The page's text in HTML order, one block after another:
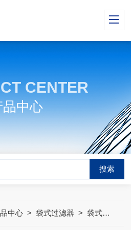
CENTER
品中心
中心 >袋式过滤器 >袋式精密过滤器